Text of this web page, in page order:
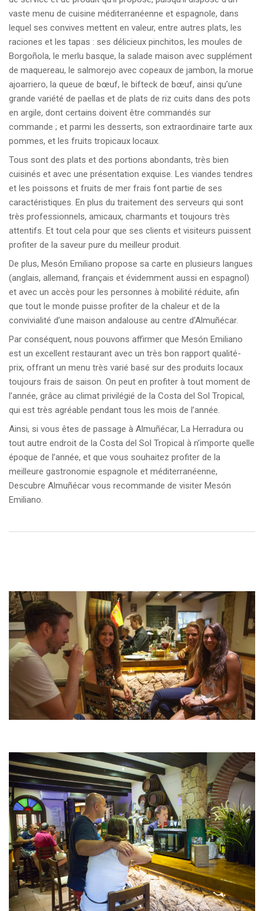
vaste menu de cuisine méditerranéenne et espagnole, dans
lequel ses convives mettent en valeur, entre autres plats, les
raciones et les tapas : ses délicieux pinchitos, les moules de
Borgoñola, le merlu basque, la salade maison avec supplément
de maquereau, le salmorejo avec copeaux de jambon, la morue
ajoarriero, la queue de bœuf, le bifteck de bœuf, ainsi qu’une
grande variété de paellas et de plats de riz cuits dans des pots
en argile, dont certains doivent être commandés sur
commande ; et parmi les desserts, son extraordinaire tarte aux
pommes, et les fruits tropicaux locaux.
Tous sont des plats et des portions abondants, très bien
cuisinés et avec une présentation exquise. Les viandes tendres
et les poissons et fruits de mer frais font partie de ses
caractéristiques. En plus du traitement des serveurs qui sont
très professionnels, amicaux, charmants et toujours très
attentifs. Et tout cela pour que ses clients et visiteurs puissent
profiter de la saveur pure du meilleur produit.
De plus, Mesón Emiliano propose sa carte en plusieurs langues
(anglais, allemand, français et évidemment aussi en espagnol)
et avec un accès pour les personnes à mobilité réduite, afin
que tout le monde puisse profiter de la chaleur et de la
convivialité d’une maison andalouse au centre d’Almuñécar.
Par conséquent, nous pouvons affirmer que Mesón Emiliano
est un excellent restaurant avec un très bon rapport qualité-
prix, offrant un menu très varié basé sur des produits locaux
toujours frais de saison. On peut en profiter à tout moment de
l’année, grâce au climat privilégié de la Costa del Sol Tropical,
qui est très agréable pendant tous les mois de l’année.
Ainsi, si vous êtes de passage à Almuñécar, La Herradura ou
tout autre endroit de la Costa del Sol Tropical à n’importe quelle
époque de l’année, et que vous souhaitez profiter de la
meilleure gastronomie espagnole et méditerranéenne,
Descubre Almuñécar vous recommande de visiter Mesón
Emiliano.